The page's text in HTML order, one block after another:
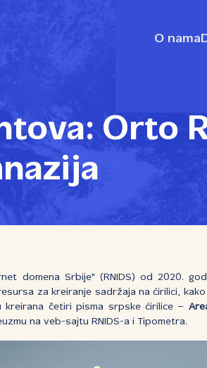
O nama
Orto
domena Srbije" (RNIDS) od 2020.
za kreiranje sadržaja na ćirilici,
kreirana četiri pisma srpske ćirilice –
na veb-sajtu RNIDS-a i Tipometra.